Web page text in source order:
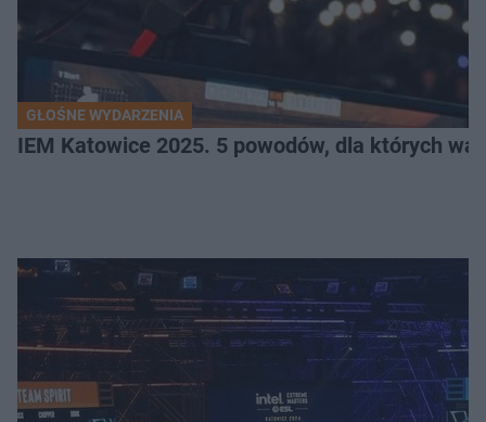
GŁOŚNE WYDARZENIA
IEM Katowice 2025. 5 powodów, dla których